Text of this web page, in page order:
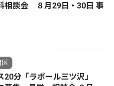
相談会 ８月29日・30日 事
区
20分「ラポール三ツ沢」